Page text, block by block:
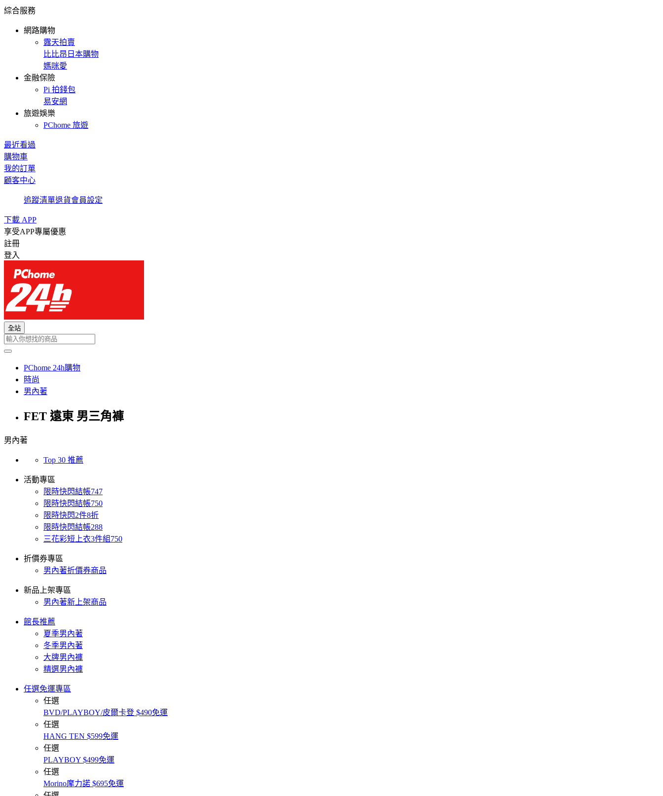
綜合服務
網路購物
露天拍賣
比比昂日本購物
媽咪愛
金融保險
Pi 拍錢包
易安網
旅遊娛樂
PChome 旅遊
最近看過
購物車
我的訂單
顧客中心
追蹤清單退貨會員設定
下載 APP
享受APP專屬優惠
註冊
登入
全站
PChome 24h購物
時尚
男內著
FET 遠東 男三角褲
男內著
Top 30 推薦
活動專區
限時快閃結帳747
限時快閃結帳750
限時快閃2件8折
限時快閃結帳288
三花彩短上衣3件組750
折價券專區
男內著折價券商品
新品上架專區
男內著新上架商品
館長推薦
夏季男內著
冬季男內著
大牌男內褲
精選男內褲
任選免運專區
任選
BVD/PLAYBOY/皮爾卡登 $490免運
任選
HANG TEN $599免運
任選
PLAYBOY $499免運
任選
Morino摩力諾 $695免運